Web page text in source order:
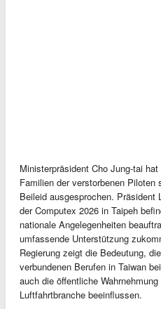
Ministerpräsident Cho Jung-tai
Familien der verstorbenen
Beileid ausgesprochen.
der Computex 2026 in Taipeh
nationale Angelegenheiten
umfassende Unterstützung
Regierung zeigt die Bedeutung,
verbundenen Berufen in Taiwan
auch die öffentliche
Luftfahrtbranche beeinflussen.